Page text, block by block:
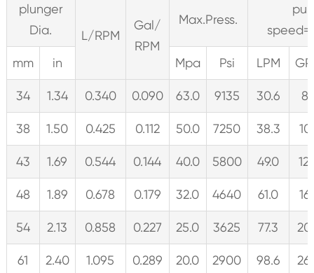
plunger
Dia.
L/RPM
Gal/
RPM
Max.Press.
mm in Mpa Psi LPM
34 1.34 0.340 0.090 63.0 9135 30.6
38 1.50 0.425 0.112 50.0 7250 38.3
43 1.69 0.544 0.144 40.0 5800 49.0
48 1.89 0.678 0.179 32.0 4640 61.0
54 2.13 0.858 0.227 25.0 3625 77.3
61 2.40 1.095 0.289 20.0 2900 98.6